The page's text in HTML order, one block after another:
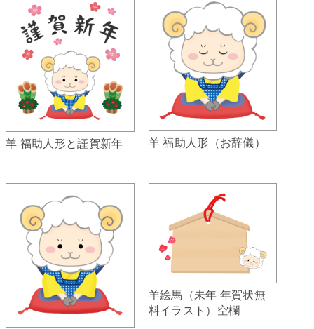
羊 福助人形と謹賀新年 羊 福助人形（お辞儀）
羊絵馬（未年 年賀状無
料イラスト）空欄